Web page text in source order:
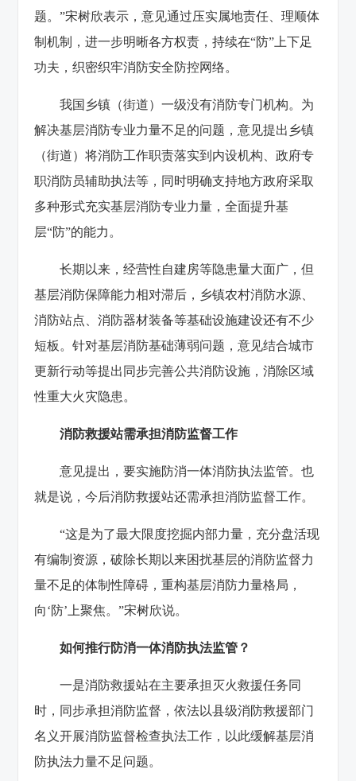
题。”宋树欣表示，意见通过压实属地责任、理顺体
制机制，进一步明晰各方权责，持续在“防”上下足
功夫，织密织牢消防安全防控网络。
我国乡镇（街道）一级没有消防专门机构。为
解决基层消防专业力量不足的问题，意见提出乡镇
（街道）将消防工作职责落实到内设机构、政府专
职消防员辅助执法等，同时明确支持地方政府采取
多种形式充实基层消防专业力量，全面提升基
层“防”的能力。
长期以来，经营性自建房等隐患量大面广，但
基层消防保障能力相对滞后，乡镇农村消防水源、
消防站点、消防器材装备等基础设施建设还有不少
短板。针对基层消防基础薄弱问题，意见结合城市
更新行动等提出同步完善公共消防设施，消除区域
性重大火灾隐患。
消防救援站需承担消防监督工作
意见提出，要实施防消一体消防执法监管。也
就是说，今后消防救援站还需承担消防监督工作。
“这是为了最大限度挖掘内部力量，充分盘活现
有编制资源，破除长期以来困扰基层的消防监督力
量不足的体制性障碍，重构基层消防力量格局，
向‘防’上聚焦。”宋树欣说。
如何推行防消一体消防执法监管？
一是消防救援站在主要承担灭火救援任务同
时，同步承担消防监督，依法以县级消防救援部门
名义开展消防监督检查执法工作，以此缓解基层消
防执法力量不足问题。